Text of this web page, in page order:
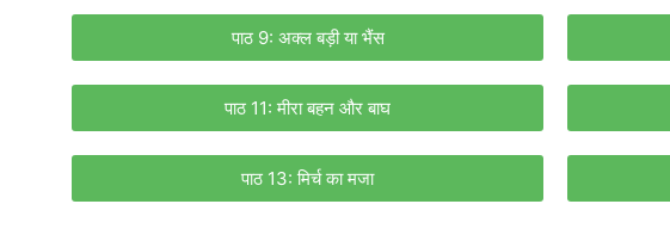
पाठ 9: अक्ल बड़ी या भैंस
पाठ 11: मीरा बहन और बाघ
पाठ 13: मिर्च का मजा